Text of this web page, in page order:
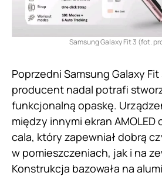
Samsung Galaxy Fit 3 (fot.
Poprzedni Samsung Galaxy Fit
producent nadal potrafi
funkcjonalną opaskę.
między innymi ekran AMOLED
cala, który zapewniał dobrą
w pomieszczeniach, jak i na
Konstrukcja bazowała na